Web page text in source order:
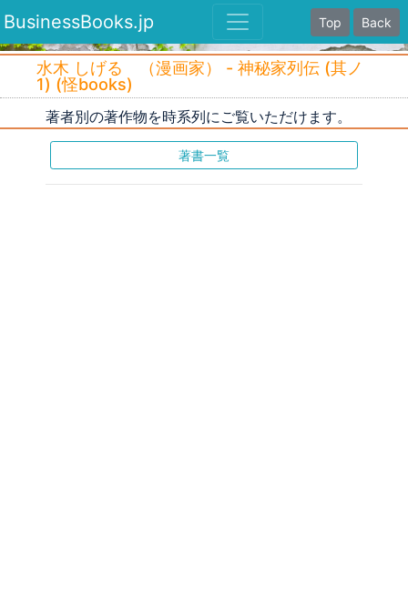
BusinessBooks.jp Top Back
水木 しげる （漫画家） - 神秘家列伝 (其ノ
1) (怪books)
著者別の著作物を時系列にご覧いただけます。
著書一覧